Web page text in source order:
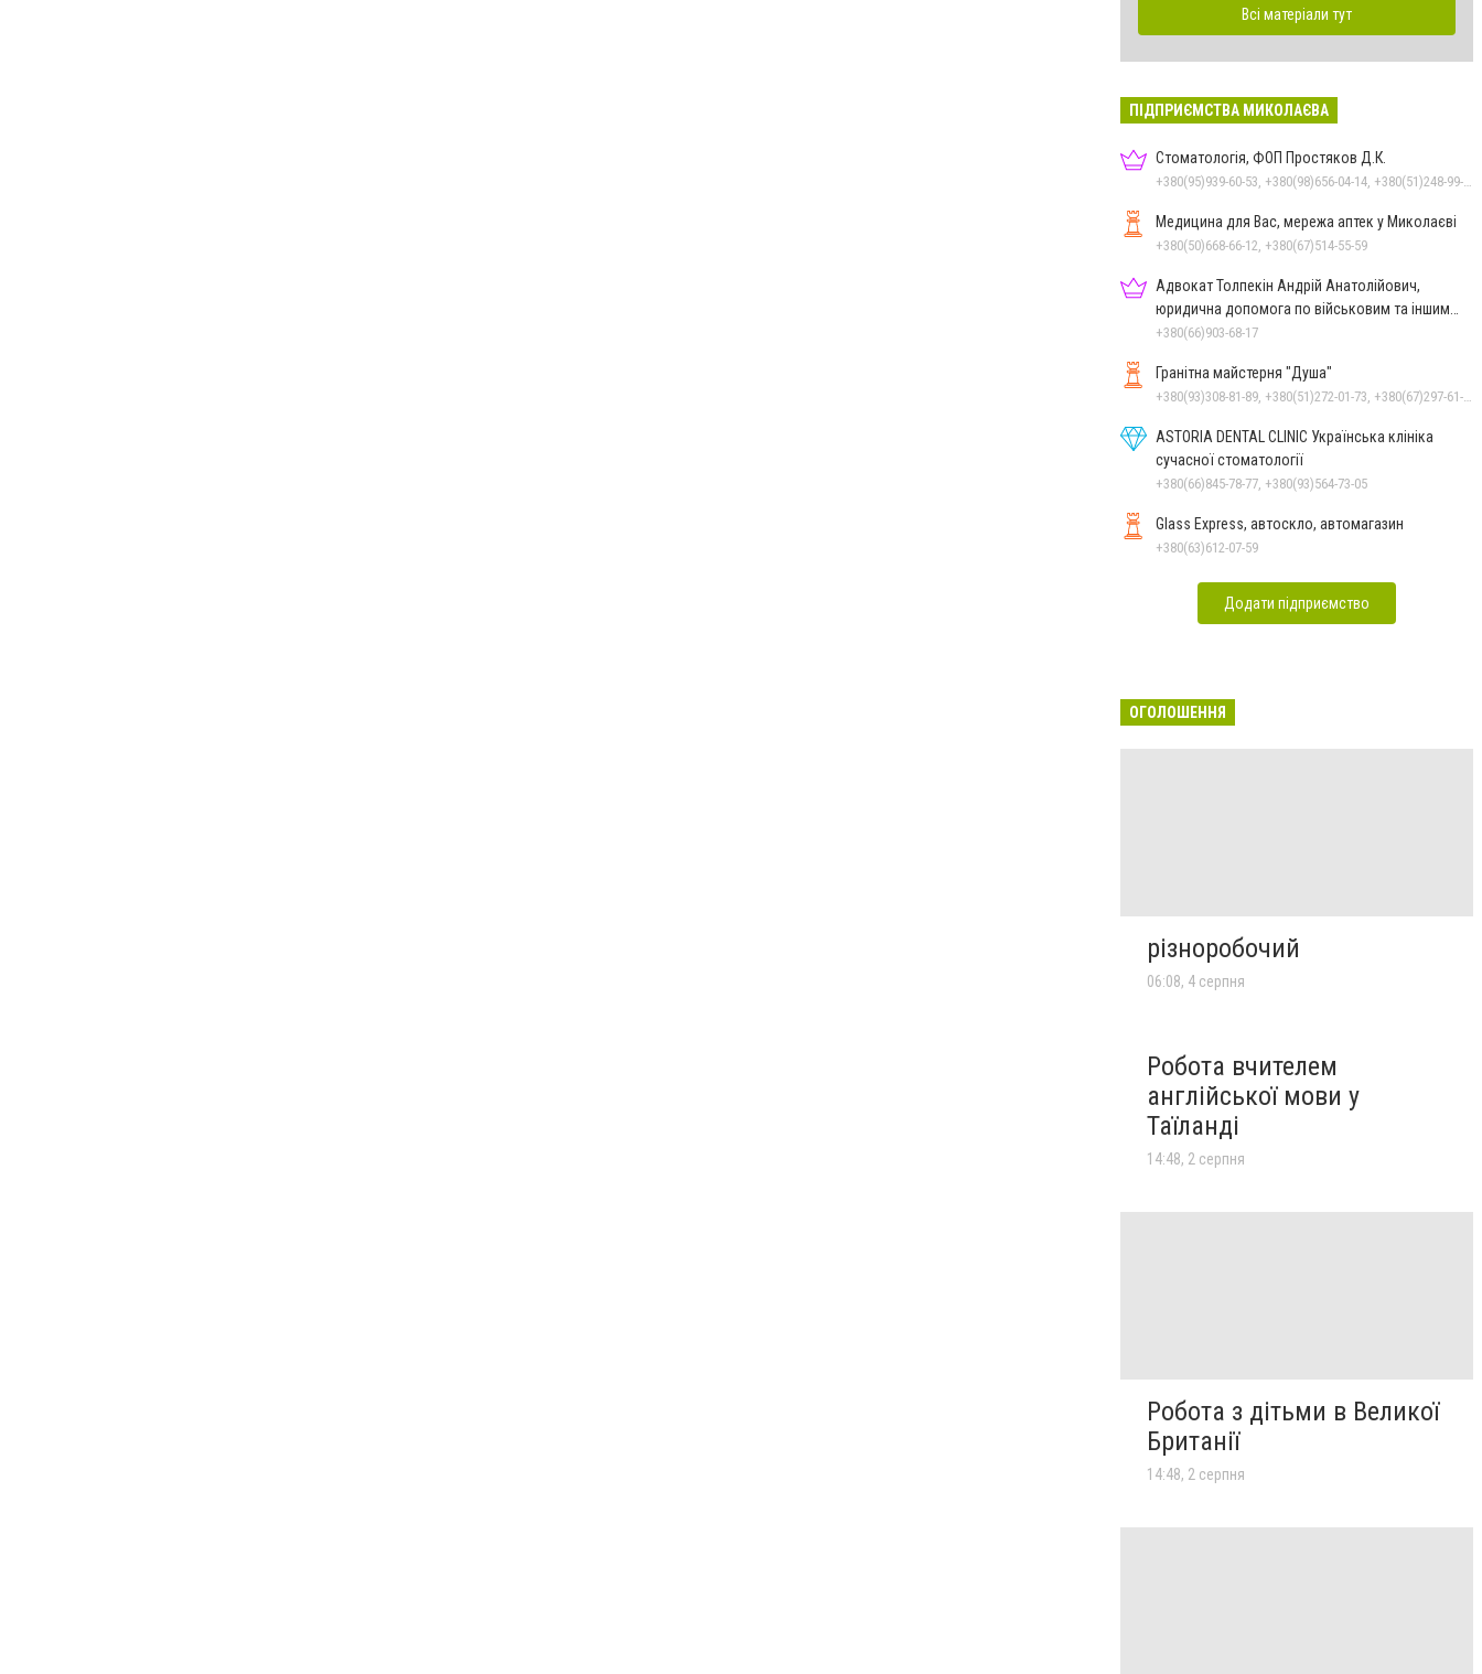
Всі матеріали тут
ПІДПРИЄМСТВА МИКОЛАЄВА
Стоматологія, ФОП Простяков Д.К.
Медицина для Вас, мережа аптек у Миколаєві
+380(50)668-66-12, +380(67)514-55-59
Адвокат Толпекін Андрій Анатолійович,
юридична допомога по військовим та іншим
справам
+380(66)903-68-17
Гранітна майстерня "Душа"
ASTORIA DENTAL CLINIC Українська клініка
сучасної стоматології
+380(66)845-78-77, +380(93)564-73-05
Glass Express, автоскло, автомагазин
+380(63)612-07-59
Додати підприємство
ОГОЛОШЕННЯ
різноробочий
06:08, 4 серпня
Робота вчителем
англійської мови у
Таїланді
14:48, 2 серпня
Робота з дітьми в Великої
Британії
14:48, 2 серпня